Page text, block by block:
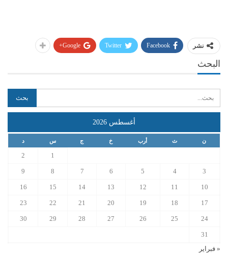
نشر Facebook
Twitter
Google+
البحث
أغسطس 2026
ن ث أرب خ ج س د
1
2
3
4
5
6
7
8
9
10
11
12
13
14
15
16
17
18
19
20
21
22
23
24
25
26
27
28
29
30
31
« فبراير